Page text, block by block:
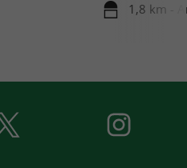
1,8 km -